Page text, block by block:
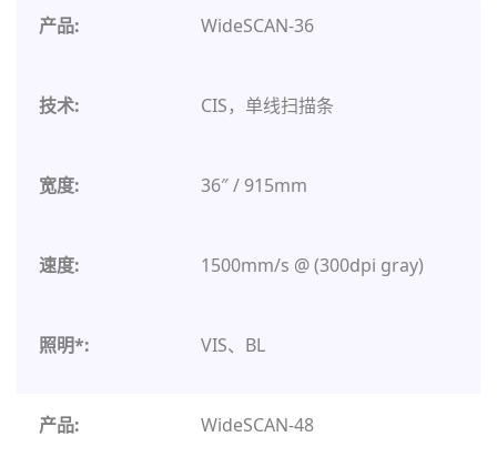
WideSCAN-36
CIS，单线扫描条
36″ / 915mm
1500mm/s @ (300dpi gray)
VIS、BL
WideSCAN-48